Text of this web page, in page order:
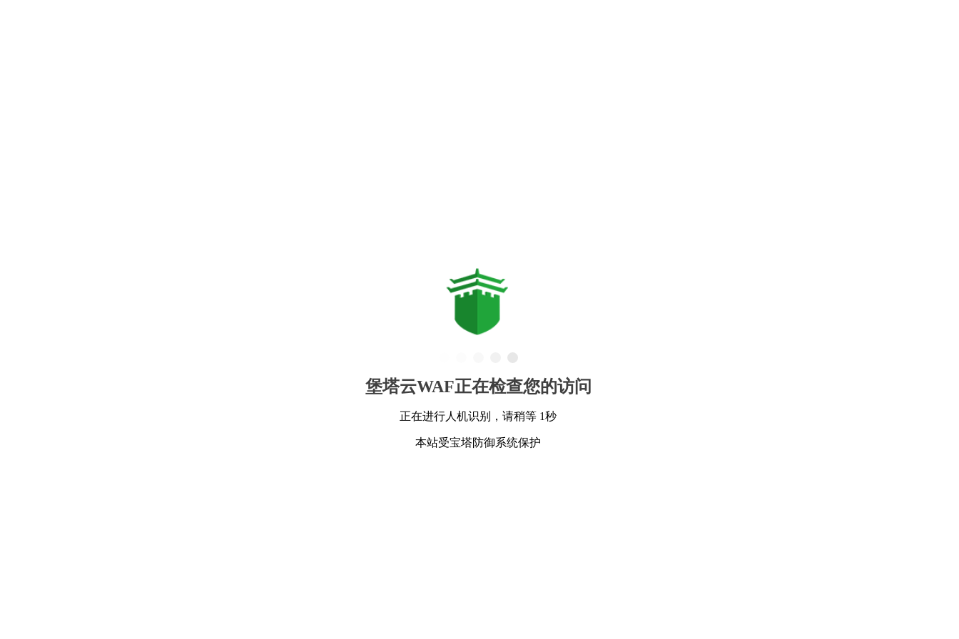
堡塔云WAF正在检查您的访问
正在进行人机识别，请稍等 1秒
本站受宝塔防御系统保护